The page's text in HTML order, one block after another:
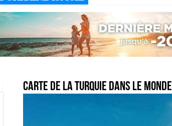
Carte de la Turquie dans le monde